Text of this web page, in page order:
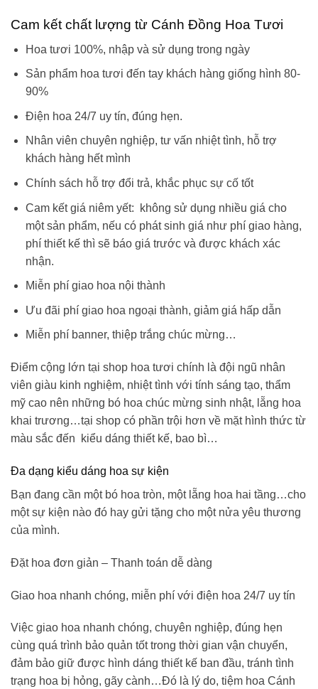
Cam kết chất lượng từ Cánh Đồng Hoa Tươi
Hoa tươi 100%, nhập và sử dụng trong ngày
Sản phẩm hoa tươi đến tay khách hàng giống hình 80-
90%
Điện hoa 24/7 uy tín, đúng hẹn.
Nhân viên chuyên nghiệp, tư vấn nhiệt tình, hỗ trợ
khách hàng hết mình
Chính sách hỗ trợ đổi trả, khắc phục sự cố tốt
Cam kết giá niêm yết: không sử dụng nhiều giá cho
một sản phẩm, nếu có phát sinh giá như phí giao hàng,
phí thiết kế thì sẽ báo giá trước và được khách xác
nhận.
Miễn phí giao hoa nội thành
Ưu đãi phí giao hoa ngoại thành, giảm giá hấp dẫn
Miễn phí banner, thiệp trắng chúc mừng…
Điểm cộng lớn tại shop hoa tươi chính là đội ngũ nhân
viên giàu kinh nghiệm, nhiệt tình với tính sáng tạo, thẩm
mỹ cao nên những bó hoa chúc mừng sinh nhật, lẵng hoa
khai trương…tại shop có phần trội hơn về mặt hình thức từ
màu sắc đến kiểu dáng thiết kế, bao bì…
Đa dạng kiểu dáng hoa sự kiện
Bạn đang cần một bó hoa tròn, một lẵng hoa hai tầng…cho
một sự kiện nào đó hay gửi tặng cho một nửa yêu thương
của mình.
Đặt hoa đơn giản – Thanh toán dễ dàng
Giao hoa nhanh chóng, miễn phí với điện hoa 24/7 uy tín
Việc giao hoa nhanh chóng, chuyên nghiệp, đúng hẹn
cùng quá trình bảo quản tốt trong thời gian vận chuyển,
đảm bảo giữ được hình dáng thiết kế ban đầu, tránh tình
trạng hoa bị hỏng, gãy cành…Đó là lý do, tiệm hoa Cánh